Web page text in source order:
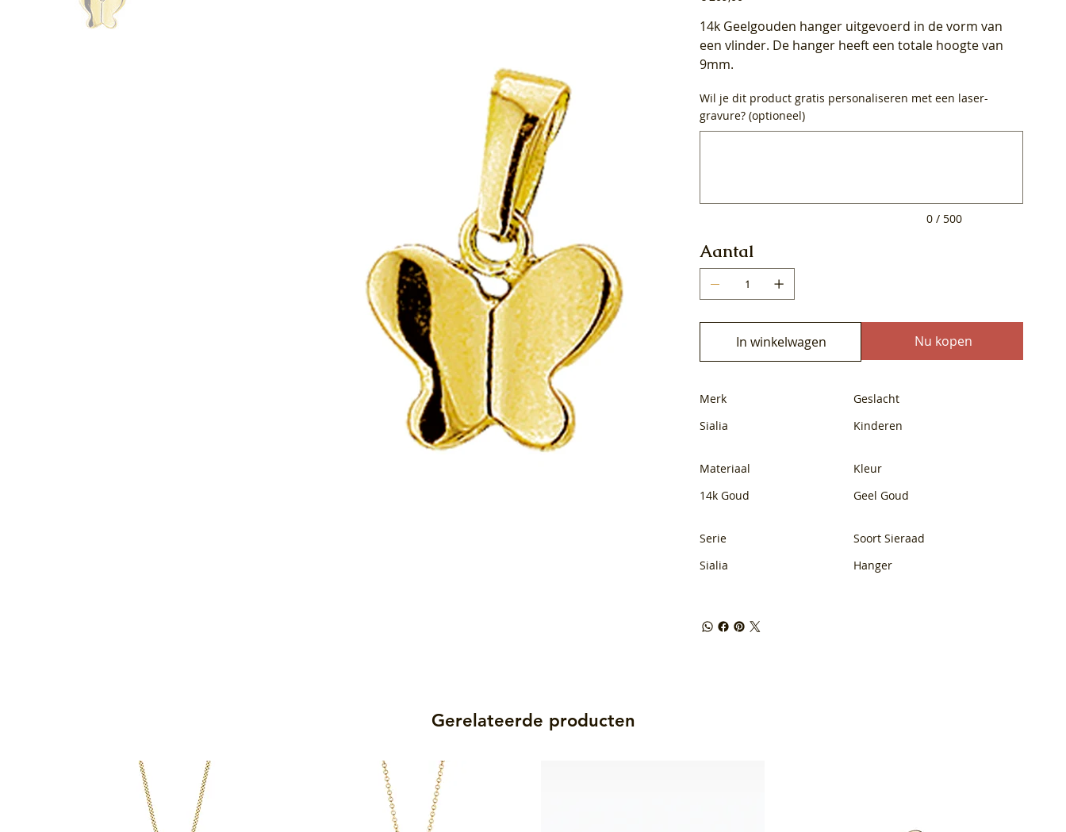
14k Geelgouden hanger uitgevoerd in de vorm van
een vlinder. De hanger heeft een totale hoogte van
9mm.
Wil je dit product gratis personaliseren met een laser-
gravure? (optioneel)
0 / 500
Aantal
In winkelwagen Nu kopen
Merk
Sialia
Geslacht
Kinderen
Materiaal
14k Goud
Kleur
Geel Goud
Serie
Sialia
Soort Sieraad
Hanger
Gerelateerde producten